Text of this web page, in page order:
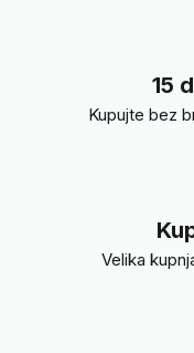
15
Kupujte bez
Velika